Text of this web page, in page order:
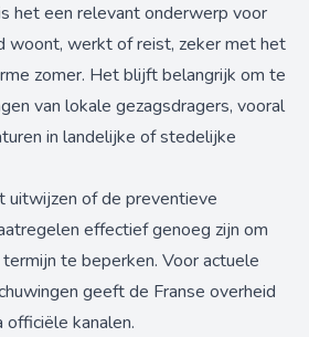
het een relevant onderwerp voor
woont, werkt of reist, zeker met het
zomer. Het blijft belangrijk om te
van lokale gezagsdragers, vooral
in landelijke of stedelijke
uitwijzen of de preventieve
effectief genoeg zijn om
termijn te beperken. Voor actuele
geeft de Franse overheid
kanalen.